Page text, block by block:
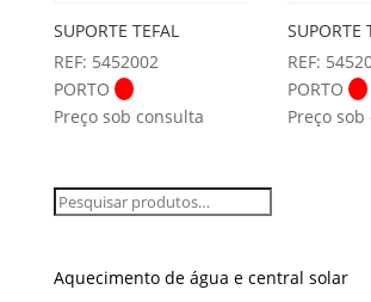
SUPORTE TEFAL
REF: 5452002
PORTO
Preço sob consulta
SUPORTE
REF:
PORTO
Preço
Aquecimento de água e central solar